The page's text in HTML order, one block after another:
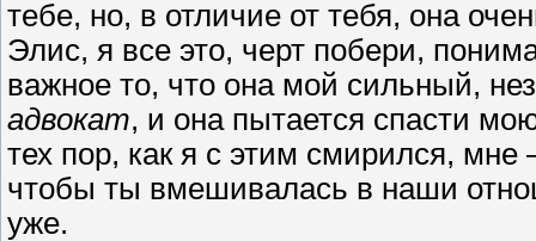
тебе, но, в отличие от тебя, она
Элис, я все это, черт побери,
важное то, что она мой сильный,
адвокат, и она пытается спасти
тех пор, как я с этим смирился,
чтобы ты вмешивалась в наши
уже.